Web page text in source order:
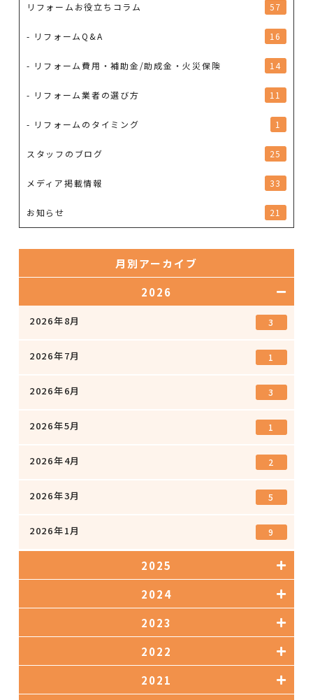
リフォームお役立ちコラム 57
- リフォームQ&A 16
- リフォーム費用・補助金/助成金・火災保険 14
- リフォーム業者の選び方 11
- リフォームのタイミング 1
スタッフのブログ 25
メディア掲載情報 33
お知らせ 21
月別アーカイブ
2026
2026年8月 3
2026年7月 1
2026年6月 3
2026年5月 1
2026年4月 2
2026年3月 5
2026年1月 9
2025
2024
2023
2022
2021